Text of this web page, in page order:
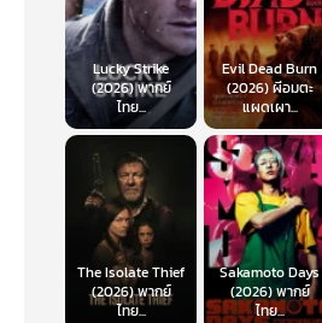
Lucky Strike
(2026) พากย์
ไทย...
Evil Dead Burn
(2026) ผีอมตะ
แผดเผา...
The Isolate Thief
(2026) พากย์
ไทย...
Sakamoto Days
(2026) พากย์
ไทย...